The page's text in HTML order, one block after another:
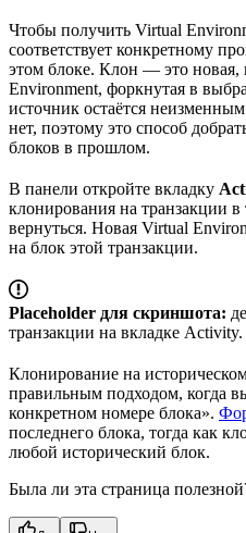
Чтобы получить Virtual
соответствует конкретному
этом блоке. Клон — это новая,
Environment, форкнутая в
источник остаётся
нет, поэтому это способ
блоков в прошлом.
В панели откройте вкладку
клонирования на транзакции
вернуться. Новая Virtual
на блок этой транзакции.
Placeholder для скриншота:
транзакции на вкладке Activity.
Клонирование на
правильным подходом, когда
конкретном номере блока».
последнего блока, тогда как
любой исторический блок.
Была ли эта страница